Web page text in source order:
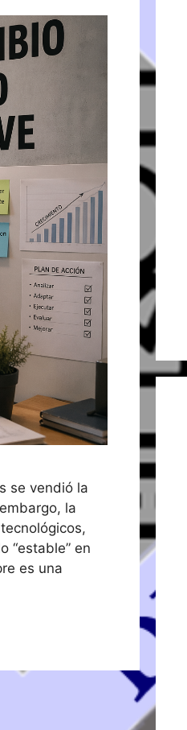
se vendió la
la
“estable” en
es una